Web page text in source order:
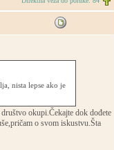
nista lepse ako je
okupi.Čekajte dok dođete
o svom iskustvu.Šta